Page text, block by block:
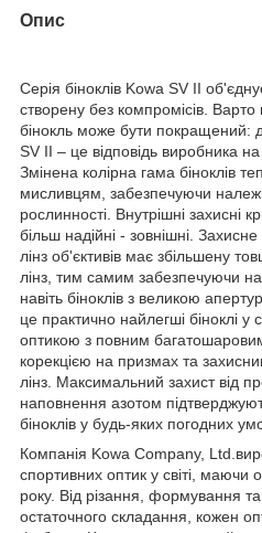
Опис
Серія біноклів Kowa SV II
створену без компромісів.
бінокль може бути покращений:
SV II – це відповідь виробника на
Змінена колірна гама біноклів
мисливцям, забезпечуючи
рослинності. Внутрішні захисні
більш надійні - зовнішні.
лінз об'єктивів має збільшену
лінз, тим самим забезпечуючи
навіть біноклів з великою
це практично найлегші біноклі у
оптикою з повним
корекцією на призмах та
лінз. Максимальний захист від
наповнення азотом підтверджують
біноклів у будь-яких погодних
Компанія Kowa Company,
спортивних оптик у світі,
року. Від різання, формування
остаточного складання, кожен